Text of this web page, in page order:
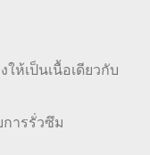
ห้เป็นเนื้อเดียวกับ
ารรั่วซึม